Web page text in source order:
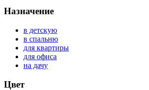
Назначение
в детскую
в спальню
для квартиры
для офиса
на дачу
Цвет